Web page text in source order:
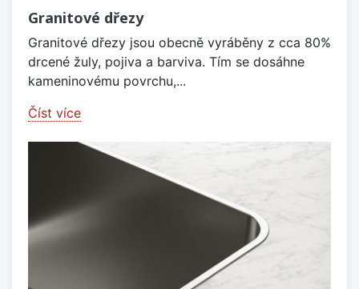
Granitové dřezy
Granitové dřezy jsou obecně vyráběny z cca 80%
drcené žuly, pojiva a barviva. Tím se dosáhne
kameninovému povrchu,...
Číst více